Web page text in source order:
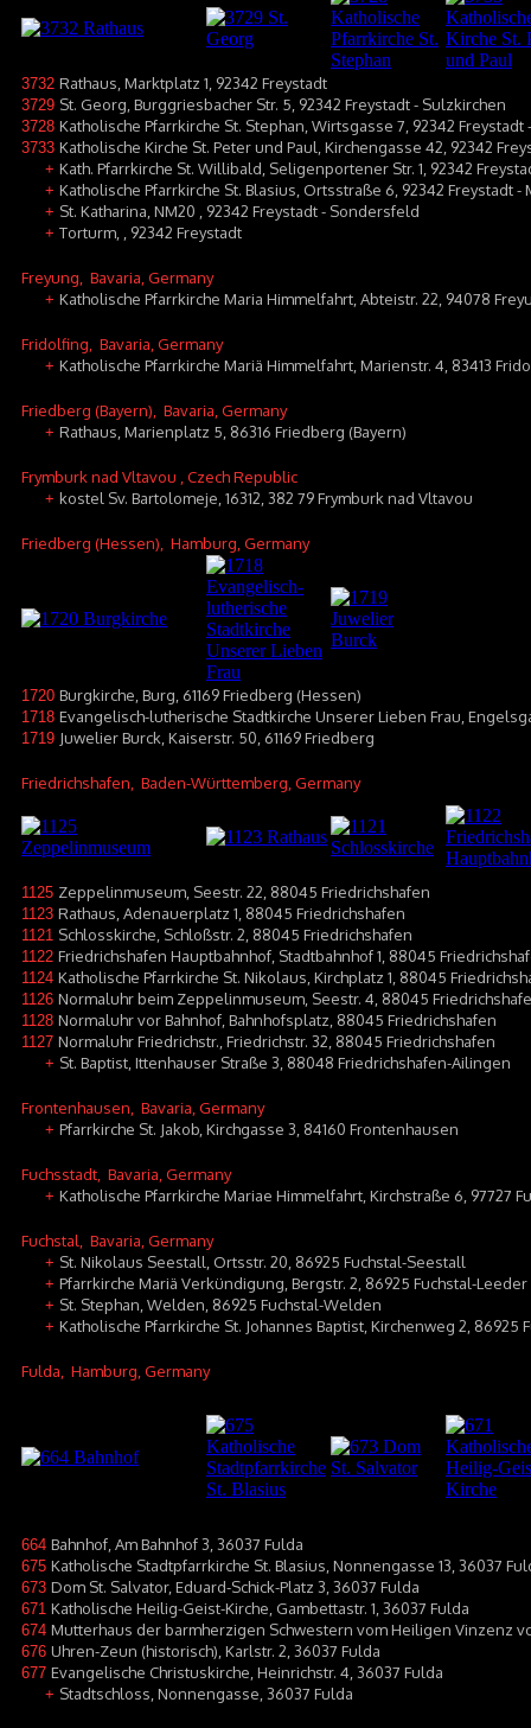
3732 Rathaus, Marktplatz 1, 92342 Freystadt
3729 St. Georg, Burggriesbacher Str. 5, 92342 Freystadt - Sulzkirchen
3728 Katholische Pfarrkirche St. Stephan, Wirtsgasse 7, 92342 Freystadt
3733 Katholische Kirche St. Peter und Paul, Kirchengasse 42, 92342
+ Kath. Pfarrkirche St. Willibald, Seligenportener Str. 1, 92342
+ Katholische Pfarrkirche St. Blasius, Ortsstraße 6, 92342 Freystadt -
+ St. Katharina, NM20 , 92342 Freystadt - Sondersfeld
+ Torturm, , 92342 Freystadt
Freyung , Bavaria, Germany
+ Katholische Pfarrkirche Maria Himmelfahrt, Abteistr. 22, 94078
Fridolfing , Bavaria, Germany
+ Katholische Pfarrkirche Mariä Himmelfahrt, Marienstr. 4, 83413
Friedberg (Bayern) , Bavaria, Germany
+ Rathaus, Marienplatz 5, 86316 Friedberg (Bayern)
Frymburk nad Vltavou , Czech Republic
+ kostel Sv. Bartolomeje, 16312, 382 79 Frymburk nad Vltavou
Friedberg (Hessen) , Hamburg, Germany
1720 Burgkirche, Burg, 61169 Friedberg (Hessen)
1718 Evangelisch-lutherische Stadtkirche Unserer Lieben Frau,
1719 Juwelier Burck, Kaiserstr. 50, 61169 Friedberg
Friedrichshafen , Baden-Württemberg, Germany
1125 Zeppelinmuseum, Seestr. 22, 88045 Friedrichshafen
1123 Rathaus, Adenauerplatz 1, 88045 Friedrichshafen
1121 Schlosskirche, Schloßstr. 2, 88045 Friedrichshafen
1122 Friedrichshafen Hauptbahnhof, Stadtbahnhof 1, 88045
1124 Katholische Pfarrkirche St. Nikolaus, Kirchplatz 1, 88045
1126 Normaluhr beim Zeppelinmuseum, Seestr. 4, 88045
1128 Normaluhr vor Bahnhof, Bahnhofsplatz, 88045 Friedrichshafen
1127 Normaluhr Friedrichstr., Friedrichstr. 32, 88045 Friedrichshafen
+ St. Baptist, Ittenhauser Straße 3, 88048 Friedrichshafen-Ailingen
Frontenhausen , Bavaria, Germany
+ Pfarrkirche St. Jakob, Kirchgasse 3, 84160 Frontenhausen
Fuchsstadt , Bavaria, Germany
+ Katholische Pfarrkirche Mariae Himmelfahrt, Kirchstraße 6, 97727
Fuchstal , Bavaria, Germany
+ St. Nikolaus Seestall, Ortsstr. 20, 86925 Fuchstal-Seestall
+ Pfarrkirche Mariä Verkündigung, Bergstr. 2, 86925 Fuchstal-Leeder
+ St. Stephan, Welden, 86925 Fuchstal-Welden
+ Katholische Pfarrkirche St. Johannes Baptist, Kirchenweg 2, 86925
Fulda , Hamburg, Germany
664 Bahnhof, Am Bahnhof 3, 36037 Fulda
675 Katholische Stadtpfarrkirche St. Blasius, Nonnengasse 13, 36037
673 Dom St. Salvator, Eduard-Schick-Platz 3, 36037 Fulda
671 Katholische Heilig-Geist-Kirche, Gambettastr. 1, 36037 Fulda
674 Mutterhaus der barmherzigen Schwestern vom Heiligen Vinzenz
676 Uhren-Zeun (historisch), Karlstr. 2, 36037 Fulda
677 Evangelische Christuskirche, Heinrichstr. 4, 36037 Fulda
+ Stadtschloss, Nonnengasse, 36037 Fulda